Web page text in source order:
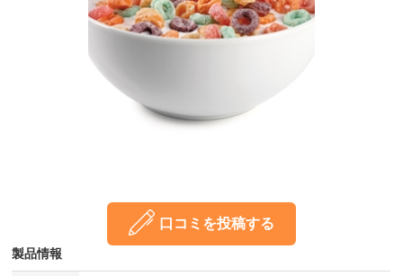
口コミを投稿する
製品情報